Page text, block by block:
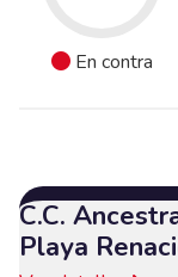
En contra
C.C.
Playa